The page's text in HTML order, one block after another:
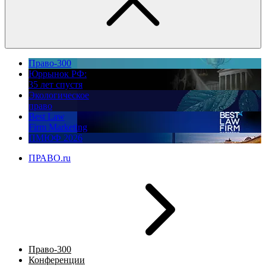
Право-300
Юррынок РФ:
35 лет спустя
Экологическое
право
Best Law
Firm Marketing
ПМЮФ 2026
ПРАВО.ru
Право-300
Конференции